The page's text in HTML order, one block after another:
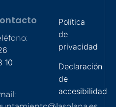
10
Política
de
privacidad
Declaración
de
accesibilidad